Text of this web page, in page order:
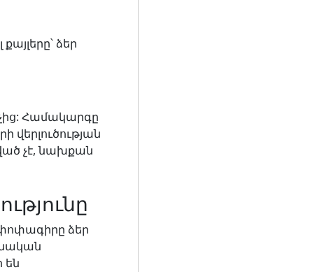
ձեր
Համակարգը
չէ, նախքան
ձեր
են